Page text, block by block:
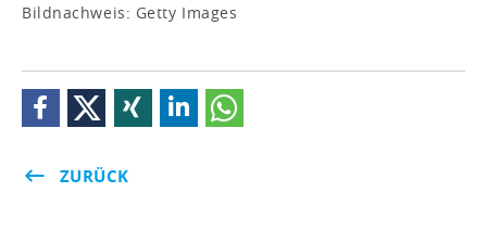
Bildnachweis: Getty Images
ZURÜCK